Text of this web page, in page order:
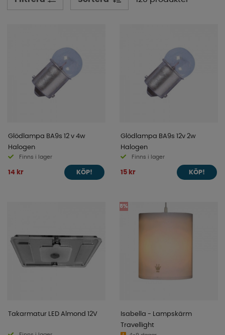
användas för att skapa en avkopplande atmosfär i
sovrummet, en mysig miljö i matrummet eller en väl
upplyst arbetsyta i köket.
Scrolla runt bland våra ledlampor, taklampor, spotlights
Glödlampa BA9s 12 v 4w
Halogen
Finns i lager
14 kr KÖP!
Glödlampa BA9s 12v 2w
Halogen
Finns i lager
15 kr KÖP!
Takarmatur LED Almond 12V
5%
Isabella - Lampskärm
Travellight